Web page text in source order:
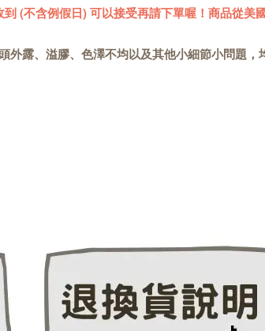
(不含例假日) 可以接受再請下單喔！商品從美
外露、溢膠、色澤不均以及其他小細節小問題，